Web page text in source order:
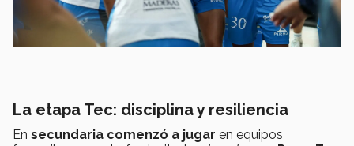
La etapa Tec: disciplina y resiliencia
En secundaria comenzó a jugar en equipos